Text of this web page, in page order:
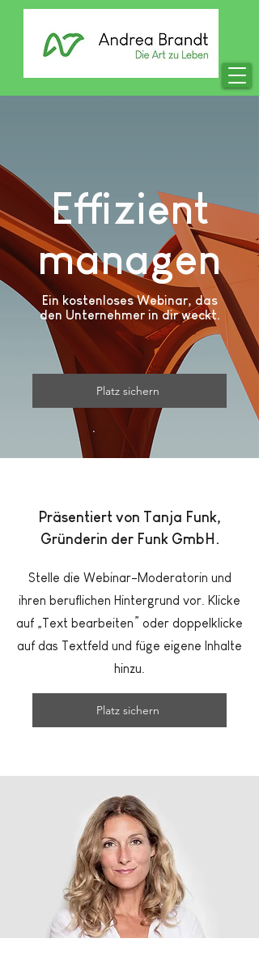
Effizient
managen
Ein kostenloses Webinar, das
den Unternehmer in dir weckt.
Platz sichern
Präsentiert von Tanja Funk,
Gründerin der Funk GmbH.
Stelle die Webinar-Moderatorin und
ihren beruflichen Hintergrund vor. Klicke
auf „Text bearbeiten” oder doppelklicke
auf das Textfeld und füge eigene Inhalte
hinzu.
Platz sichern